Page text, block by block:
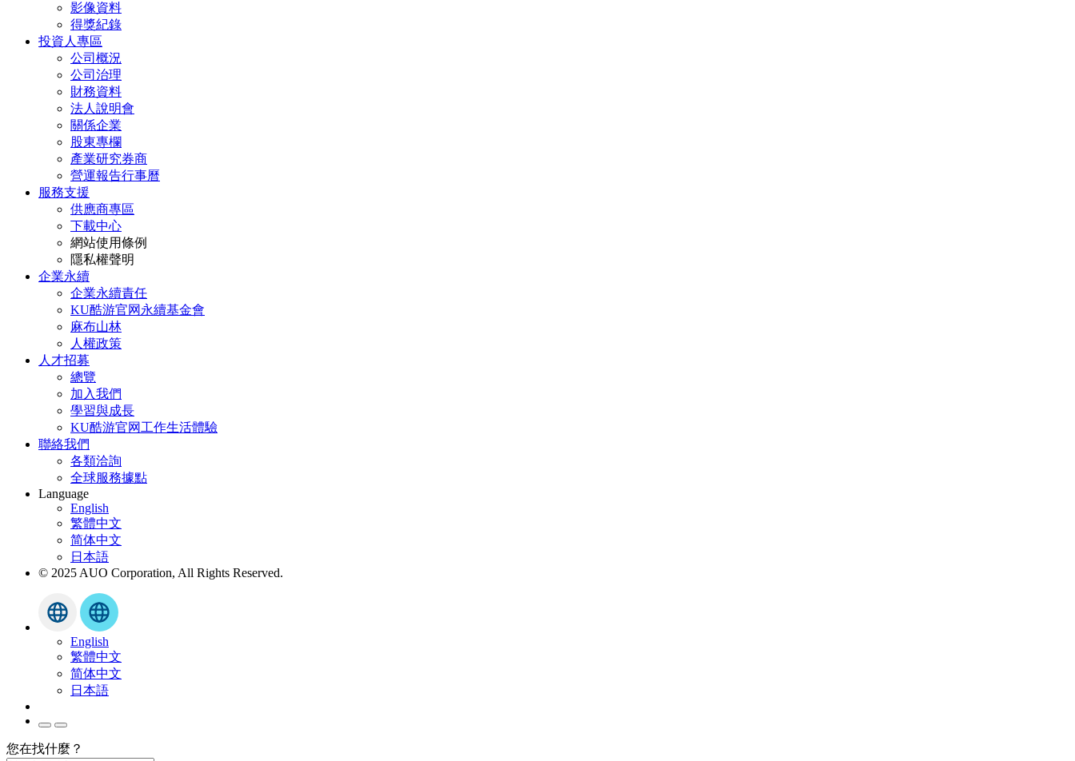
影像資料
得獎紀錄
投資人專區
公司概況
公司治理
財務資料
法人說明會
關係企業
股東專欄
產業研究券商
營運報告行事曆
服務支援
供應商專區
下載中心
網站使用條例
隱私權聲明
企業永續
企業永續責任
KU酷游官网永續基金會
麻布山林
人權政策
人才招募
總覽
加入我們
學習與成長
KU酷游官网工作生活體驗
聯絡我們
各類洽詢
全球服務據點
Language
English
繁體中文
简体中文
日本語
© 2025 AUO Corporation, All Rights Reserved.
English
繁體中文
简体中文
日本語
您在找什麼？